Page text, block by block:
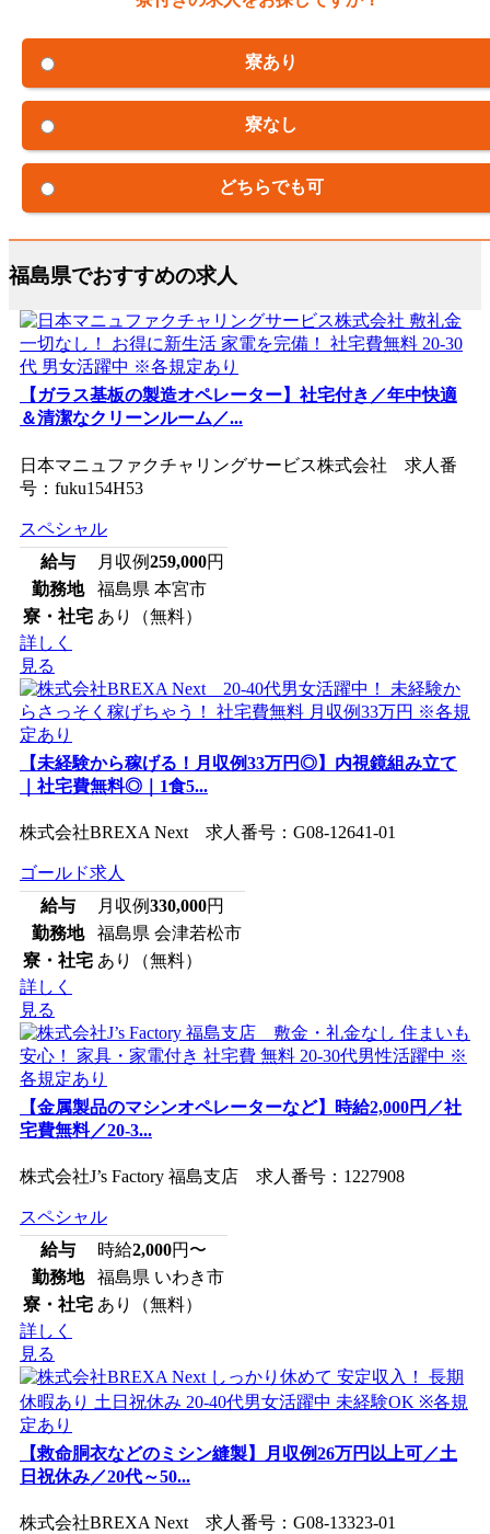
寮あり
寮なし
どちらでも可
福島県でおすすめの求人
【ガラス基板の製造オペレーター】社宅付き／年中快適
＆清潔なクリーンルーム／...
日本マニュファクチャリングサービス株式会社 求人番
号：fuku154H53
スペシャル
給与
月収例259,000円
勤務地
福島県 本宮市
寮・社宅 あり（無料）
詳しく
見る
【未経験から稼げる！月収例33万円◎】内視鏡組み立て
｜社宅費無料◎｜1食5...
株式会社BREXA Next 求人番号：G08-12641-01
ゴールド求人
給与
月収例330,000円
勤務地
福島県 会津若松市
寮・社宅 あり（無料）
詳しく
見る
【金属製品のマシンオペレーターなど】時給2,000円／社
宅費無料／20-3...
株式会社J’s Factory 福島支店 求人番号：1227908
スペシャル
給与
時給2,000円〜
勤務地
福島県 いわき市
寮・社宅 あり（無料）
詳しく
見る
【救命胴衣などのミシン縫製】月収例26万円以上可／土
日祝休み／20代～50...
株式会社BREXA Next 求人番号：G08-13323-01